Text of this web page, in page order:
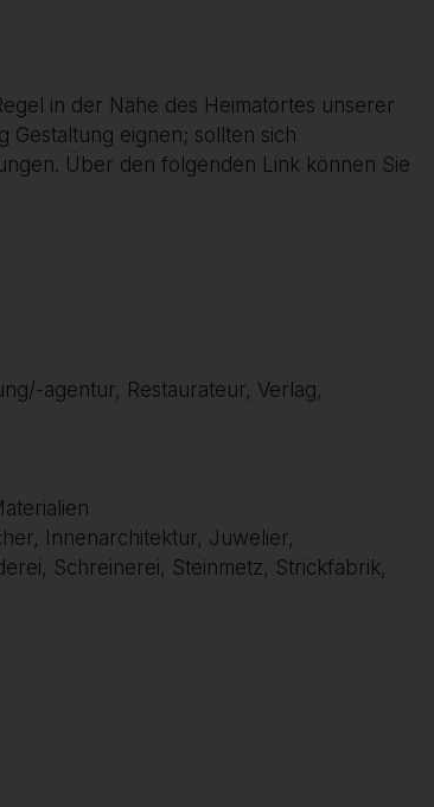
in der Nähe des Heimatortes unserer
eignen; sollten sich
Über den folgenden Link können Sie
agentur, Restaurateur, Verlag,
Innenarchitektur, Juwelier,
Schreinerei, Steinmetz, Strickfabrik,
Button wird der Dialog geschlossen. Seine Funktionalität